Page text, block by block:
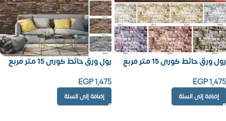
رول ورق حائط كورى 15 متر مربع
EGP1,475
إضافة إلى السلة
رول ورق حائط كورى 15 متر مربع
EGP1,475
إضافة إلى السلة